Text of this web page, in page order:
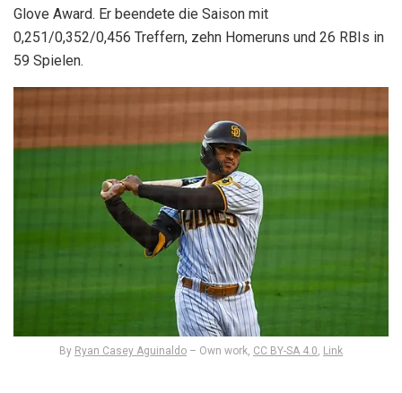
Glove Award. Er beendete die Saison mit
0,251/0,352/0,456 Treffern, zehn Homeruns und 26 RBIs in
59 Spielen.
By Ryan Casey Aguinaldo – Own work, CC BY-SA 4.0, Link